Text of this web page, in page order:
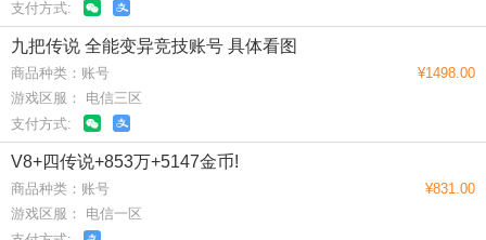
支付方式:
九把传说 全能变异竞技账号 具体看图
商品种类：账号
游戏区服： 电信三区
支付方式:
¥1498.00
V8+四传说+853万+5147金币!
商品种类：账号
游戏区服： 电信一区
¥831.00